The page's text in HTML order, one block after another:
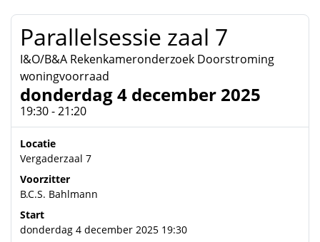
Parallelsessie zaal 7
I&O/B&A Rekenkameronderzoek Doorstroming
woningvoorraad
donderdag 4 december 2025
19:30 - 21:20
Locatie
Vergaderzaal 7
Voorzitter
B.C.S. Bahlmann
Start
donderdag 4 december 2025 19:30